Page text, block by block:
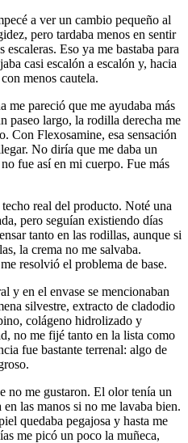
a ver un cambio pequeño al
pero tardaba menos en sentir
Eso ya me bastaba para
casi escalón a escalón y, hacia
menos cautela.
me pareció que me ayudaba más
paseo largo, la rodilla derecha me
Con Flexosamine, esa sensación
No diría que me daba un
fue así en mi cuerpo. Fue más
real del producto. Noté una
pero seguían existiendo días
tanto en las rodillas, aunque si
la crema no me salvaba.
resolvió el problema de base.
y en el envase se mencionaban
silvestre, extracto de cladodio
colágeno hidrolizado y
no me fijé tanto en la lista como
fue bastante terrenal: algo de
no me gustaron. El olor tenía un
las manos si no me lavaba bien.
quedaba pegajosa y hasta me
me picó un poco la muñeca,